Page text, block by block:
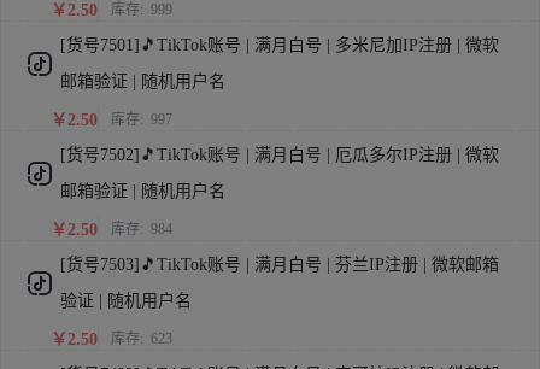
￥2.50 库存: 999
[货号7501]🎵TikTok账号 | 满月白号 | 多米尼加IP注册 | 微软
邮箱验证 | 随机用户名
￥2.50 库存: 997
[货号7502]🎵TikTok账号 | 满月白号 | 厄瓜多尔IP注册 | 微软
邮箱验证 | 随机用户名
￥2.50 库存: 984
[货号7503]🎵TikTok账号 | 满月白号 | 芬兰IP注册 | 微软邮箱
验证 | 随机用户名
￥2.50 库存: 623